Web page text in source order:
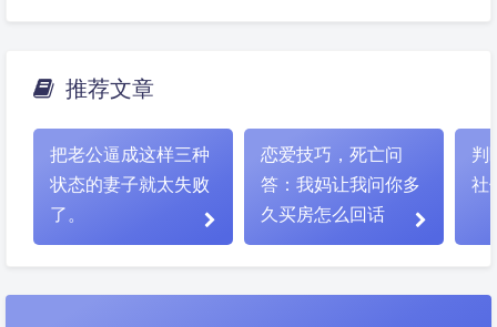
夜间模式
Sans Serif
浅阴影 深阴影
推荐文章
把老公逼成这样三种
状态的妻子就太失败
了。
恋爱技巧，死亡问
答：我妈让我问你多
久买房怎么回话
判
社